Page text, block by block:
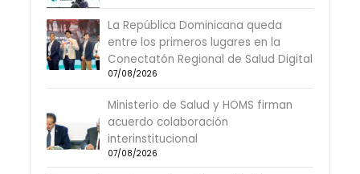
La República Dominicana queda
entre los primeros lugares en la
Conectatón Regional de Salud Digital
07/08/2026
Ministerio de Salud y HOMS firman
acuerdo colaboración
interinstitucional
07/08/2026